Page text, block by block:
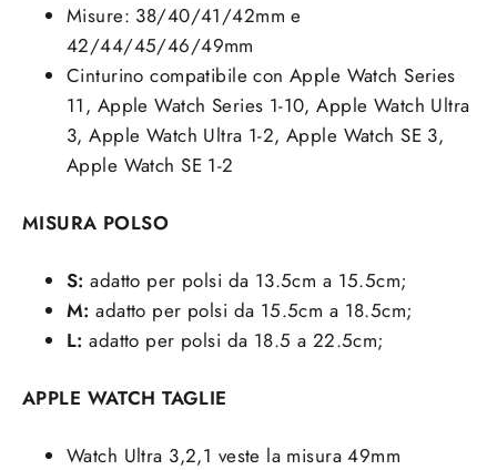
Misure: 38/40/41/42mm e
42/44/45/46/49mm
Cinturino compatibile con Apple Watch Series
11, Apple Watch Series 1-10, Apple Watch Ultra
3, Apple Watch Ultra 1-2, Apple Watch SE 3,
Apple Watch SE 1-2
MISURA POLSO
S: adatto per polsi da 13.5cm a 15.5cm;
M: adatto per polsi da 15.5cm a 18.5cm;
L: adatto per polsi da 18.5 a 22.5cm;
APPLE WATCH TAGLIE
Watch Ultra 3,2,1 veste la misura 49mm